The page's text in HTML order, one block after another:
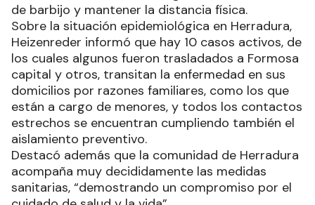
de barbijo y mantener la distancia física.
Sobre la situación epidemiológica en Herradura,
Heizenreder informó que hay 10 casos activos, de
los cuales algunos fueron trasladados a Formosa
capital y otros, transitan la enfermedad en sus
domicilios por razones familiares, como los que
están a cargo de menores, y todos los contactos
estrechos se encuentran cumpliendo también el
aislamiento preventivo.
Destacó además que la comunidad de Herradura
acompaña muy decididamente las medidas
sanitarias, “demostrando un compromiso por el